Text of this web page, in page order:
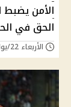
الأمن
الحق في
الأربعاء 22/يوليو/2026 - 07:36 م